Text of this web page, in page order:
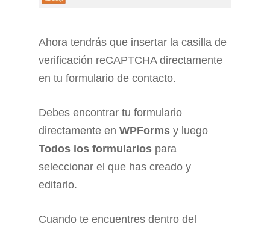
Ahora tendrás que insertar la casilla de
verificación reCAPTCHA directamente
en tu formulario de contacto.
Debes encontrar tu formulario
directamente en WPForms y luego
Todos los formularios para
seleccionar el que has creado y
editarlo.
Cuando te encuentres dentro del